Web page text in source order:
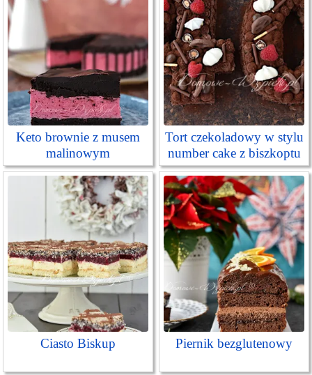
Keto brownie z musem
malinowym
Tort czekoladowy w stylu
number cake z biszkoptu
Ciasto Biskup Piernik bezglutenowy